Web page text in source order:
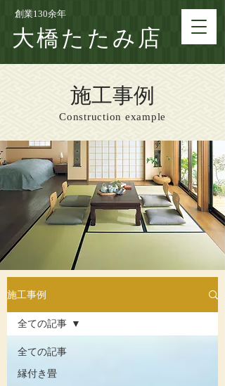
創業130余年
大橋たたみ店
施工事例
Construction example
施工事例
全ての記事
縁付き畳
全ての記事